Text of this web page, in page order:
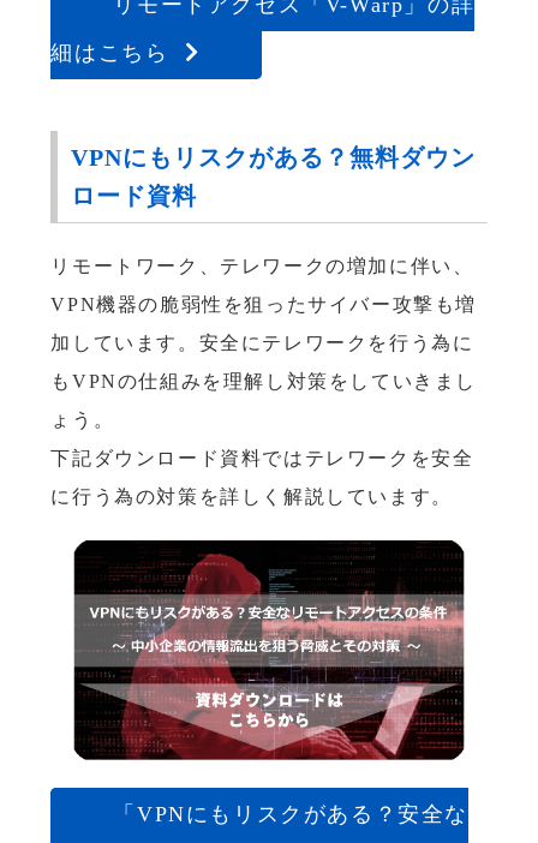
細はこちら
VPNにもリスクがある？無料ダウン
ロード資料
リモートワーク、テレワークの増加に伴い、
VPN機器の脆弱性を狙ったサイバー攻撃も増
加しています。安全にテレワークを行う為に
もVPNの仕組みを理解し対策をしていきまし
ょう。
下記ダウンロード資料ではテレワークを安全
に行う為の対策を詳しく解説しています。
「VPNにもリスクがある？安全な